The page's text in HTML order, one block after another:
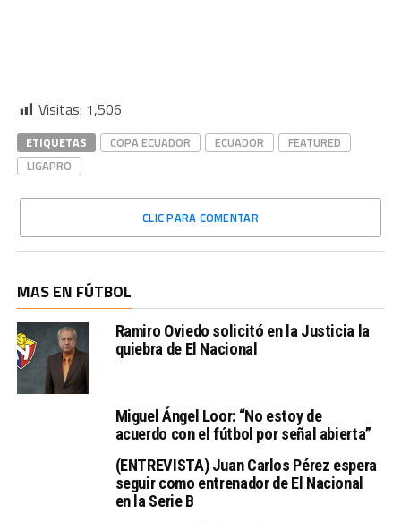
Visitas: 1,506
ETIQUETAS COPA ECUADOR ECUADOR
FEATURED
LIGAPRO
CLIC PARA COMENTAR
MAS EN FÚTBOL
Ramiro Oviedo solicitó en la Justicia la
quiebra de El Nacional
Miguel Ángel Loor: “No estoy de
acuerdo con el fútbol por señal abierta”
(ENTREVISTA) Juan Carlos Pérez espera
seguir como entrenador de El Nacional
en la Serie B